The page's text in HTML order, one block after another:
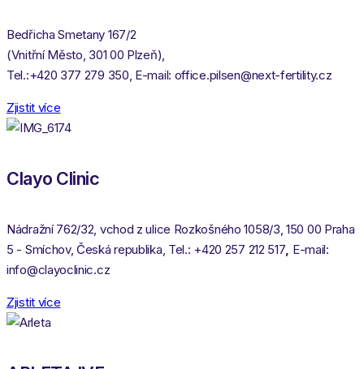
Bedřicha Smetany 167/2
(Vnitřní Město, 301 00 Plzeň),
Tel.:+420 377 279 350, E-mail: office.pilsen@next-fertility.cz
Zjistit více
Clayo Clinic
Nádražní 762/32, vchod z ulice Rozkošného 1058/3, 150 00 Praha
5 - Smíchov, Česká republika, Tel.: +420 257 212 517, E-mail:
info@clayoclinic.cz
Zjistit více